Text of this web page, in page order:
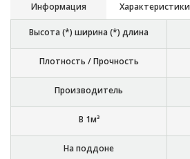
Информация Характеристики
Высота (*) ширина (*) длина
Плотность / Прочность
Производитель
В 1м³
На поддоне